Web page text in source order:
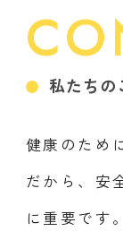
私たちの
健康のため
だから、安
に重要です。